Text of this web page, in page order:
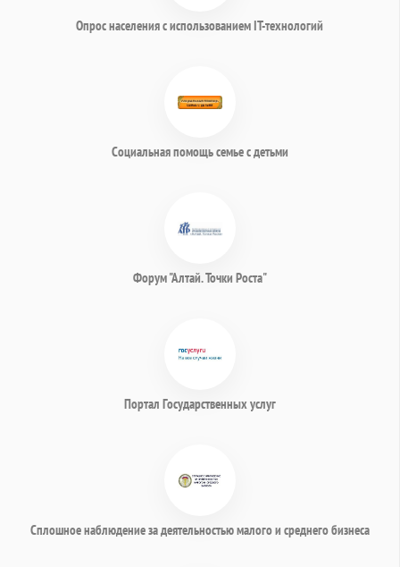
Опрос населения с использованием IT-технологий
Социальная помощь семье с детьми
Форум "Алтай. Точки Роста"
Портал Государственных услуг
Сплошное наблюдение за деятельностью малого и среднего бизнеса